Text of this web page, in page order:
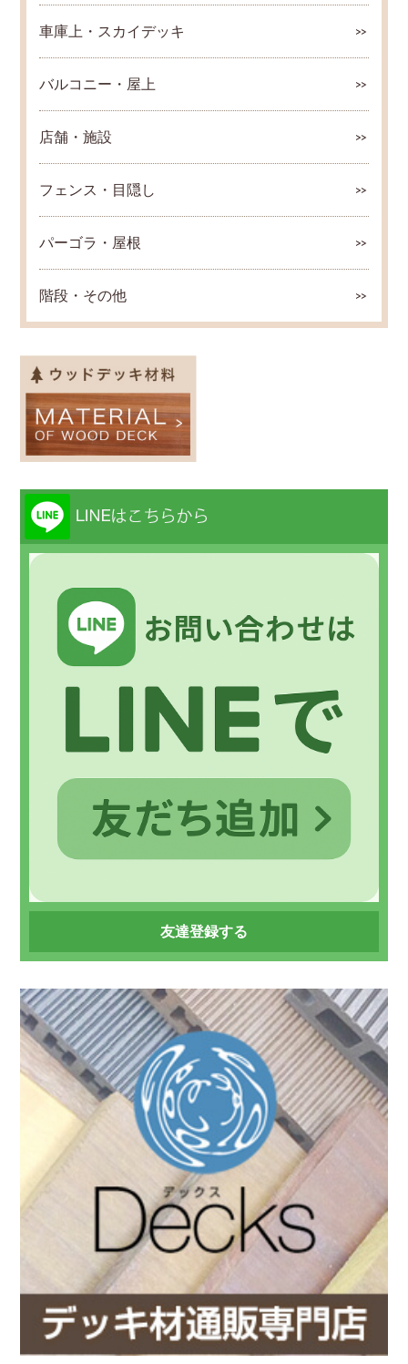
車庫上・スカイデッキ
バルコニー・屋上
店舗・施設
フェンス・目隠し
パーゴラ・屋根
階段・その他
友達登録する